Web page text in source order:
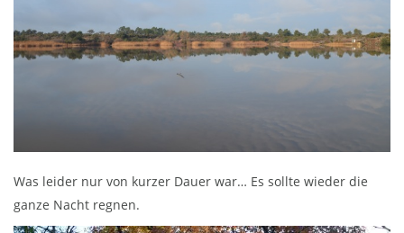
Was leider nur von kurzer Dauer war… Es sollte wieder die
ganze Nacht regnen.